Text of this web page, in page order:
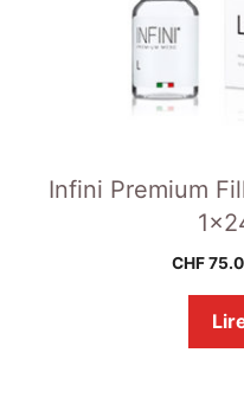
Infini Premium
CHF